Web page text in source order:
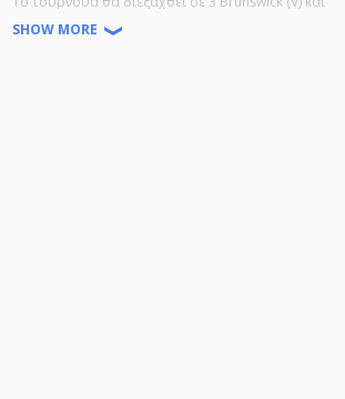
4 dynamic (II) με τσόχες CPBA Competition και
Ο γύρος των ηττημένων θα είναι στα 9
SHOW MORE